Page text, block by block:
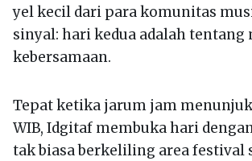
yel kecil dari para komunitas
sinyal: hari kedua adalah tentang
kebersamaan.
Tepat ketika jarum jam menunjuk
WIB, Idgitaf membuka hari
tak biasa berkeliling area festival